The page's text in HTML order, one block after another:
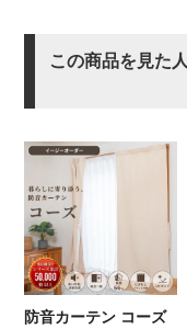
この商品を見た
防音カーテン コーズ